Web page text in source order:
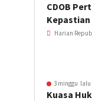
CDOB
Kepastian
Harian
3 minggu lalu
Kuasa